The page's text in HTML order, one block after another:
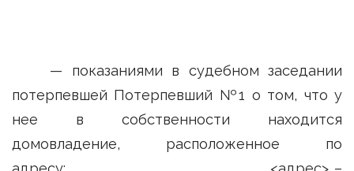
— показаниями в судебном заседании
потерпевшей Потерпевший №1 о том, что у
нее в собственности находится
домовладение, расположенное по